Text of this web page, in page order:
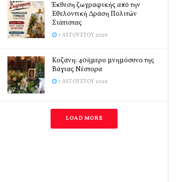
Έκθεση ζωγραφικής από την
Εθελοντική Δράση Πολιτών
Σιάτιστας
7 ΑΥΓΟΎΣΤΟΥ 2026
Kοζάνη: 40ήμερο μνημόσυνο της
Βάγιας Νέστορα
7 ΑΥΓΟΎΣΤΟΥ 2026
LOAD MORE